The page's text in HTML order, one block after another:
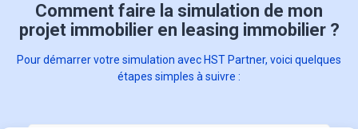
Comment faire la simulation de mon
projet immobilier en leasing immobilier ?
Pour démarrer votre simulation avec HST Partner, voici quelques
étapes simples à suivre :